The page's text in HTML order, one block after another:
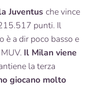
Juventus che vince
punti. Il
è a dir poco basso e
Il Milan viene
la terza
giocano molto